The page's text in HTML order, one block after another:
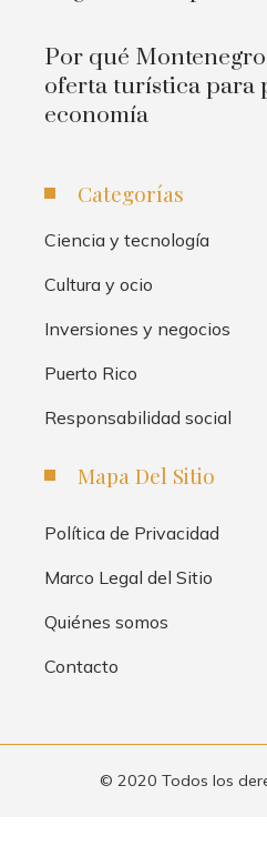
Por qué
oferta turística para
economía
Categorías
Ciencia y tecnología
Cultura y ocio
Inversiones y negocios
Puerto Rico
Responsabilidad social
Mapa Del Sitio
Política de Privacidad
Marco Legal del Sitio
Quiénes somos
Contacto
© 2020 Todos los